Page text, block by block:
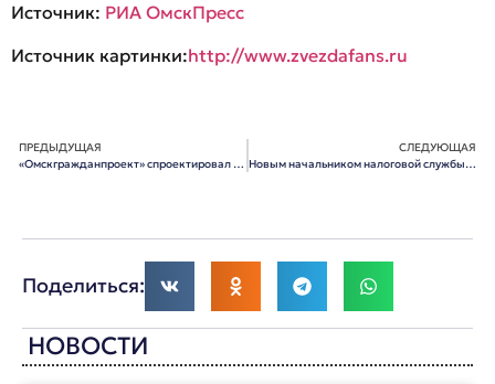
Источник: РИА ОмскПресс
Источник картинки:http://www.zvezdafans.ru
ПРЕДЫДУЩАЯ
«Омскгражданпроект» спроектировал микрорайон для ученых Российской академии наук
СЛЕДУЮЩАЯ
Новым начальником налоговой службы Омской области назначена Вера Чурикова
Поделиться:
НОВОСТИ